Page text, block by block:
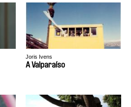
Joris Ivens
A Valparaíso